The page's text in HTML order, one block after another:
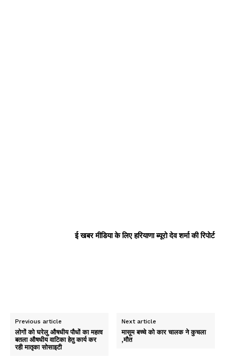
Company
About
ई खबर मीडिया के लिए हरियाणा ब्यूरो देव शर्मा की रिपोर्ट
Previous article
लोगों को घरेलु औषधीय पौधों का महत्व
बतला औषधीय वाटिका हेतु कार्य कर
रही मातृका सोसाइटी
Next article
मासूम बच्चे को कार चालक ने कुचला
,मौत